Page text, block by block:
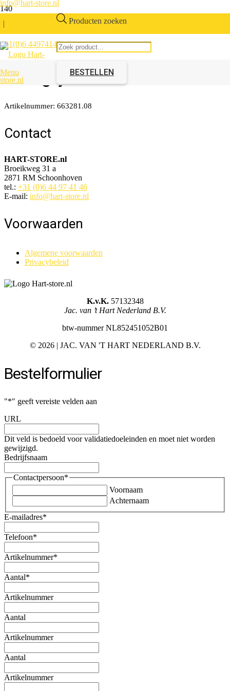
info@hart-store.nl
|
+31(0)6 44974146
Producten zoeken
BESTELLEN
Menu
Klaptafelpoot met bovenknik
Lichtgrijs
Artikelnummer: 663281.08
Contact
HART-STORE.nl
Broeikweg 31 a
2871 RM Schoonhoven
tel.: +31 (0)6 44 97 41 46
E-mail: info@hart-store.nl
Voorwaarden
Algemene voorwaarden
Privacybeleid
K.v.K.57132348
Jac. van ’t Hart Nederland B.V.
btw-nummer NL852451052B01
© 2026 | JAC. VAN 'T HART NEDERLAND B.V.
Bestelformulier
"*" geeft vereiste velden aan
URL
Dit veld is bedoeld voor validatiedoeleinden en moet niet worden
gewijzigd.
Bedrijfsnaam
Contactpersoon*
Voornaam
Achternaam
E-mailadres*
Telefoon*
Artikelnummer*
Aantal*
Artikelnummer
Aantal
Artikelnummer
Aantal
Artikelnummer